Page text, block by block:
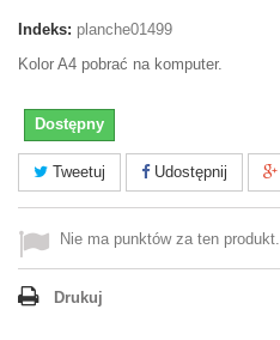
Indeks: planche01499
Kolor A4 pobrać na komputer.
Dostępny
Tweetuj Udostępnij
Nie ma punktów za ten produkt.
Drukuj